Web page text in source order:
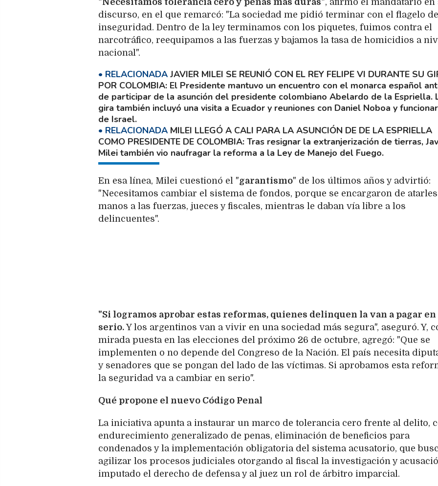
discurso, en el que remarcó: "La sociedad me pidió terminar con el flagelo
inseguridad. Dentro de la ley terminamos con los piquetes, fuimos contra el
narcotráfico, reequipamos a las fuerzas y bajamos la tasa de homicidios a
nacional".
JAVIER MILEI SE REUNIÓ CON EL REY FELIPE VI DURANTE SU
POR COLOMBIA El Presidente mantuvo un encuentro con el monarca español
de participar de la asunción del presidente colombiano Abelardo de la Espriella.
gira también incluyó una visita a Ecuador y reuniones con Daniel Noboa y
de Israel.
MILEI LLEGÓ A CALI PARA LA ASUNCIÓN DE DE LA ESPRIELLA
COMO PRESIDENTE DE COLOMBIA Tras resignar la extranjerización de tierras,
Milei también vio naufragar la reforma a la Ley de Manejo del Fuego.
En esa línea, Milei cuestionó el "garantismo" de los últimos años y advirtió:
"Necesitamos cambiar el sistema de fondos, porque se encargaron de
manos a las fuerzas, jueces y fiscales, mientras le daban vía libre a los
delincuentes".
"Si logramos aprobar estas reformas, quienes delinquen la van a pagar en
serio.Y los argentinos van a vivir en una sociedad más segura", aseguró. Y,
mirada puesta en las elecciones del próximo 26 de octubre, agregó: "Que se
implementen o no depende del Congreso de la Nación. El país necesita
y senadores que se pongan del lado de las víctimas. Si aprobamos esta
la seguridad va a cambiar en serio".
Qué propone el nuevo Código Penal
La iniciativa apunta a instaurar un marco de tolerancia cero frente al delito,
endurecimiento generalizado de penas, eliminación de beneficios para
condenados y la implementación obligatoria del sistema acusatorio, que
agilizar los procesos judiciales otorgando al fiscal la investigación y
imputado el derecho de defensa y al juez un rol de árbitro imparcial.